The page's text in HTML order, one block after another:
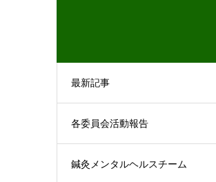
最新記事
各委員会活動報告
鍼灸メンタルヘルスチーム